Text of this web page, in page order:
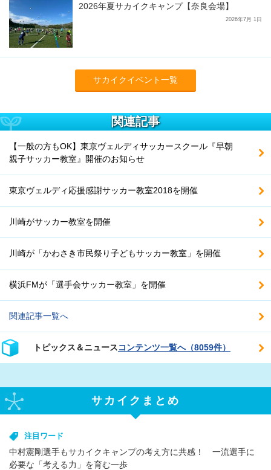
2026年夏サカイクキャンプ【奈良会場】
2026年7月 1日
サカイクイベント一覧
関連記事
【一般の方もOK】東京ヴェルディサッカースクール『早朝
親子サッカー教室』開催のお知らせ
東京ヴェルディ応援感謝サッカー教室2018を開催
川崎がサッカー教室を開催
川崎が「かわさき市民祭り子どもサッカー教室」を開催
横浜FMが「選手会サッカー教室」を開催
関連記事一覧へ
トピックス＆ニュースコンテンツ一覧へ（8059件）
サカイクまとめ
注目ワード
中村憲剛選手もサカイクキャンプの考え方に共感！ 一流選手に
必要な「考える力」を育む一歩